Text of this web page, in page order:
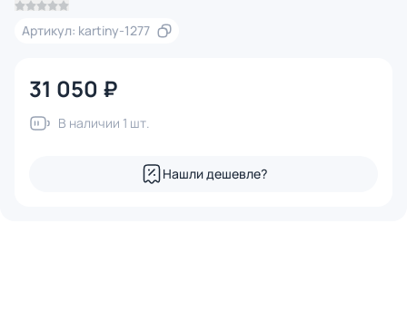
Артикул: kartiny-1277
31 050 ₽
В наличии 1 шт.
Нашли дешевле?